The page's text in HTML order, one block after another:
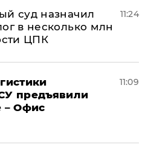
суд назначил
в несколько млн
ЦПК
11:24
предъявили
– Офис
11:09